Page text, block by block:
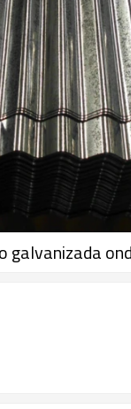
galvanizada